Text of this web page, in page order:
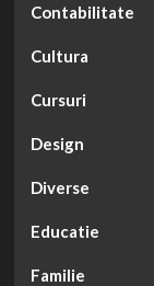
Contabilitate
Cultura
Cursuri
Design
Diverse
Educatie
Familie